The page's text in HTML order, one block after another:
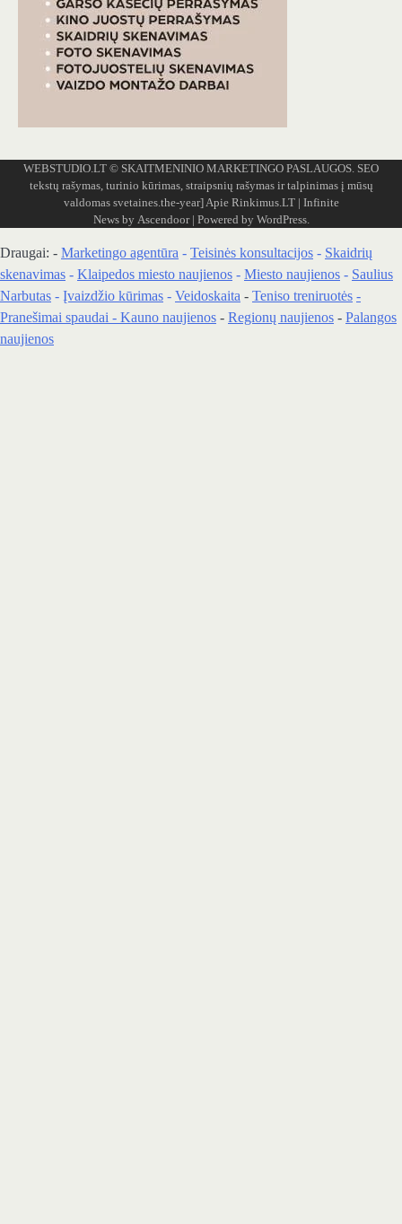
WEBSTUDIO.LT © SKAITMENINIO MARKETINGO PASLAUGOS. SEO
tekstų rašymas, turinio kūrimas, straipsnių rašymas ir talpinimas į mūsų
valdomas svetaines.the-year] Apie Rinkimus.LT| Infinite
News by Ascendoor| Powered by WordPress.
Draugai: - Marketingo agentūra - Teisinės konsultacijos - Skaidrių
skenavimas - Klaipedos miesto naujienos - Miesto naujienos - Saulius
Narbutas - Įvaizdžio kūrimas - Veidoskaita - Teniso treniruotės -
Pranešimai spaudai - Kauno naujienos - Regionų naujienos - Palangos
naujienos